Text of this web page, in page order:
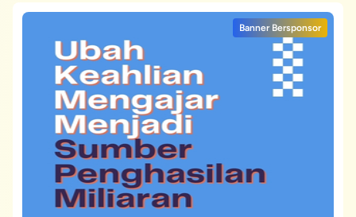
Banner Bersponsor